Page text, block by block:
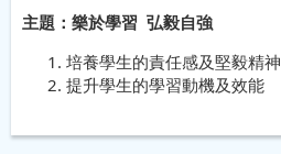
主題：樂於學習 弘毅自強
培養學生的責任感及堅毅精神
提升學生的學習動機及效能